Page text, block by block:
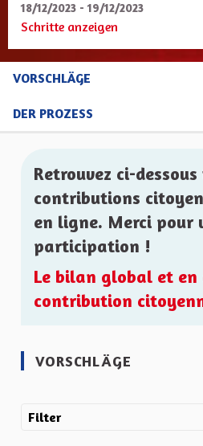
18/12/2023 - 19/12/2023
Schritte anzeigen
VORSCHLÄGE
DER PROZESS
Retrouvez ci-
contributions
en ligne. Merci pour
participation !
Le bilan global et
contribution
VORSCHLÄGE
Filter